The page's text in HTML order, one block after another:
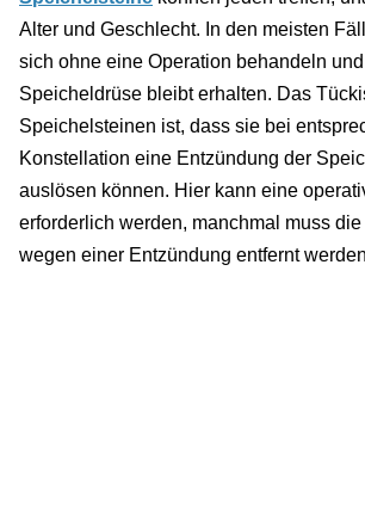
Alter und Geschlecht. In den meisten
sich ohne eine Operation behandeln
Speicheldrüse bleibt erhalten. Das
Speichelsteinen ist, dass sie bei
Konstellation eine Entzündung der
auslösen können. Hier kann eine
erforderlich werden, manchmal muss
wegen einer Entzündung entfernt